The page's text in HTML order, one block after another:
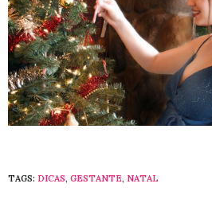
TAGS: DICAS, GESTANTE, NATAL